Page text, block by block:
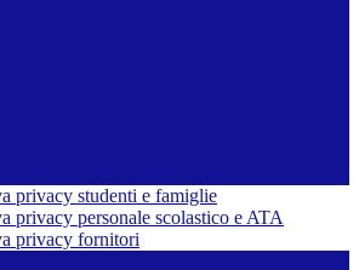
privacy studenti e famiglie
privacy personale scolastico e ATA
privacy fornitori